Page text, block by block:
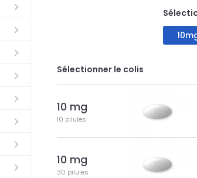
Sélectionner le colis
10 mg
10 pilules
10 mg
30 pilules